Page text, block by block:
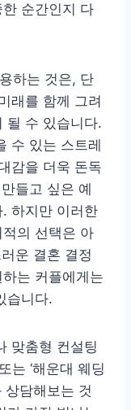
순간인지 다
하는 것은, 단
래를 함께 그려
될 수 있습니다.
수 있는 스트레
감을 더욱 돈독
들고 싶은 예
하지만 이러한
의 선택은 아
운 결혼 결정
는 커플에게는
습니다.
맞춤형 컨설팅
는 ‘해운대 웨딩
상담해보는 것